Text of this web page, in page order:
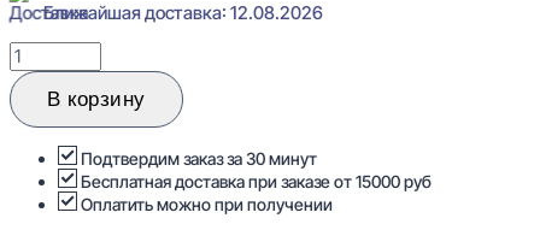
Ближайшая доставка: 12.08.2026
Количество
товара
Orac
Decor
Карниз
потолочный
87x87x2000
В корзину
Подтвердим заказ за 30 минут
Бесплатная доставка при заказе от 15000 руб
Оплатить можно при получении